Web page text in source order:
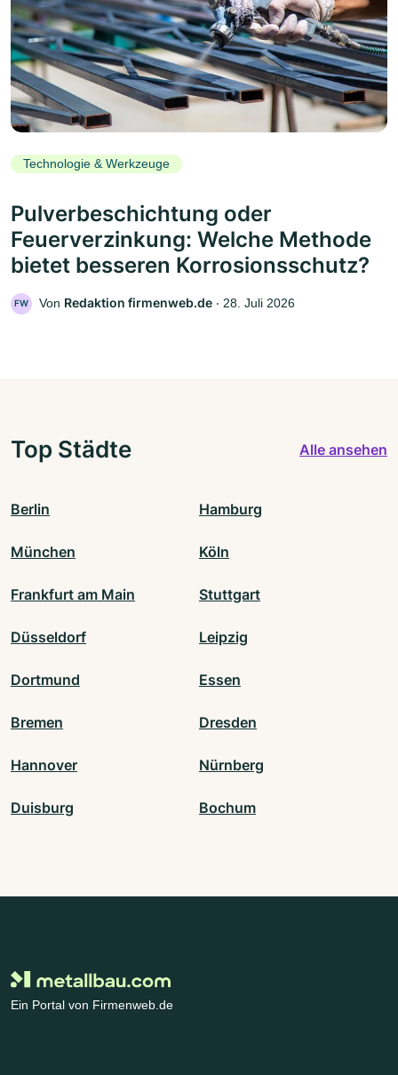
Technologie & Werkzeuge
Pulverbeschichtung oder
Feuerverzinkung: Welche Methode
bietet besseren Korrosionsschutz?
FW Von Redaktion firmenweb.de ‧ 28. Juli 2026
Top Städte Alle ansehen
Berlin Hamburg
München Köln
Frankfurt am Main Stuttgart
Düsseldorf Leipzig
Dortmund Essen
Bremen Dresden
Hannover Nürnberg
Duisburg Bochum
Ein Portal von Firmenweb.de